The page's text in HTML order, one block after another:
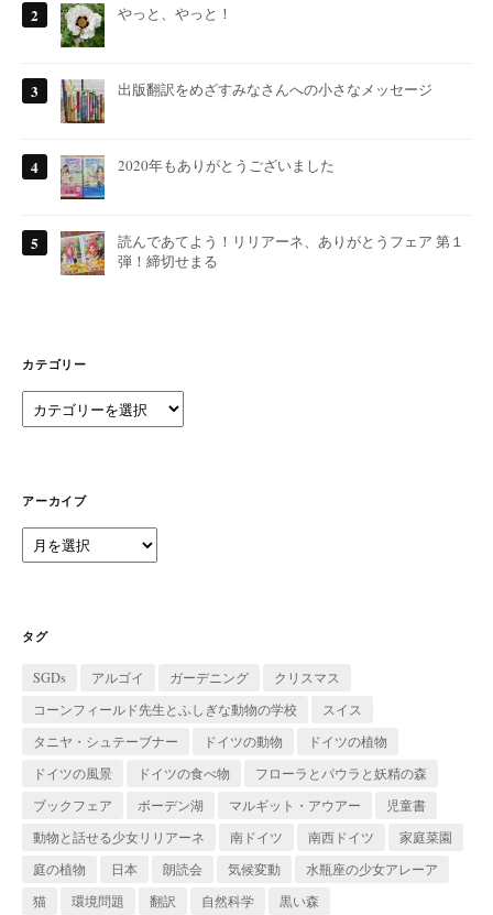
やっと、やっと！
出版翻訳をめざすみなさんへの小さなメッセージ
2020年もありがとうございました
読んであてよう！リリアーネ、ありがとうフェア 第１
弾！締切せまる
カテゴリー
テ
ー
アーカイブ
ー
ブ
タグ
SGDs アルゴイ ガーデニング
クリスマス
コーンフィールド先生とふしぎな動物の学校
スイス
タニヤ・シュテーブナー
ドイツの動物
ドイツの植物
ドイツの風景
ドイツの食べ物
フローラとパウラと妖精の森
ブックフェア
ボーデン湖 マルギット・アウアー
児童書
動物と話せる少女リリアーネ
南ドイツ 南西ドイツ
家庭菜園
庭の植物
日本 朗読会 気候変動
水瓶座の少女アレーア
猫
環境問題 翻訳 自然科学 黒い森